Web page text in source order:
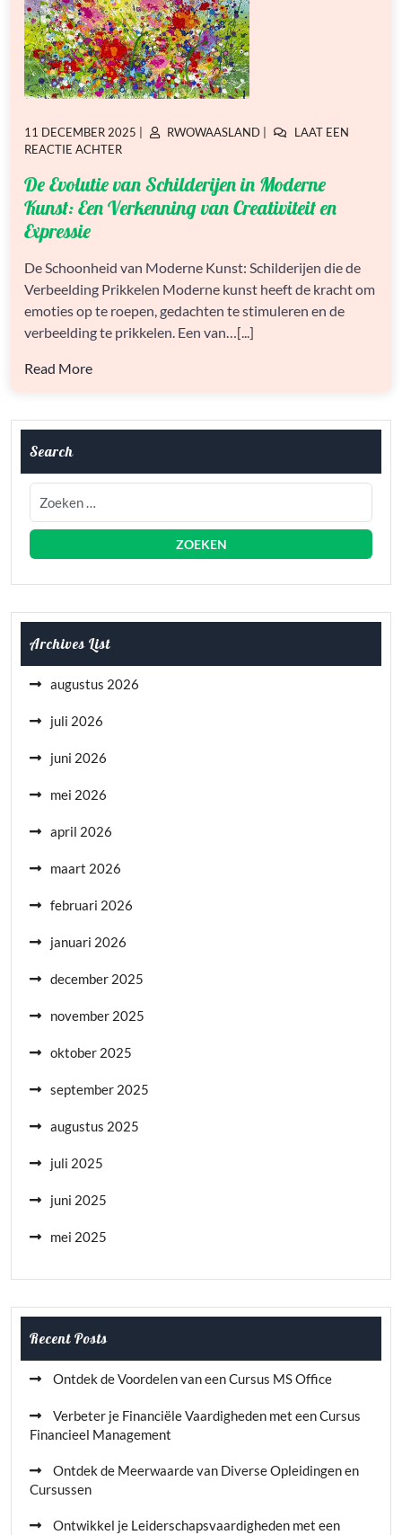
GEPLAATST
OP
11 DECEMBER 2025
GEPLAATST
RWOWAASLAND
LAAT EEN
REACTIE ACHTEROP
EVOLUTIE
VAN
SCHILDERIJEN
KUNST:
EEN
VAN
CREATIVITEIT
De Evolutie van Schilderijen in Moderne
Kunst: Een Verkenning van Creativiteit en
Expressie
De Schoonheid van Moderne Kunst: Schilderijen die de
Verbeelding Prikkelen Moderne kunst heeft de kracht om
emoties op te roepen, gedachten te stimuleren en de
verbeelding te prikkelen. Een van…[...]
Read More
Search
Archives List
augustus 2026
juli 2026
juni 2026
mei 2026
april 2026
maart 2026
februari 2026
januari 2026
december 2025
november 2025
oktober 2025
september 2025
augustus 2025
juli 2025
juni 2025
mei 2025
Recent Posts
Ontdek de Voordelen van een Cursus MS Office
Verbeter je Financiële Vaardigheden met een Cursus
Financieel Management
Ontdek de Meerwaarde van Diverse Opleidingen en
Cursussen
Ontwikkel je Leiderschapsvaardigheden met een